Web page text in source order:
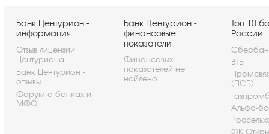
Банк Центурион -
информация
Отзыв лицензии
Центуриона
Банк Центурион -
отзывы
Форум о банках и
МФО
Банк Центурион -
финансовые
показатели
Финансовых
показателей не
найдено.
Топ 10
России
ВТБ
(ПСБ)
Альфа-
ФК